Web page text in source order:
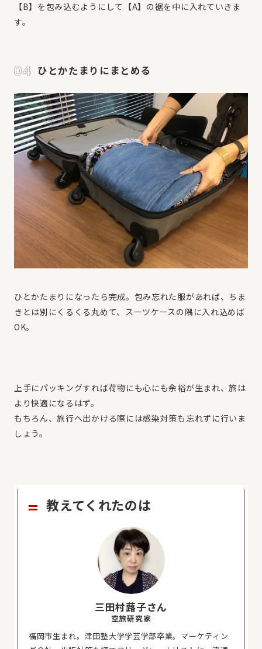
【B】を包み込むようにして【A】の裾を中に入れていきま
す。
ひとかたまりにまとめる
ひとかたまりになったら完成。包み忘れた服があれば、ちま
きとは別にくるくる丸めて、スーツケースの隅に入れ込めば
OK。
上手にパッキングすれば荷物にも心にも余裕が生まれ、旅は
より快適になるはず。
もちろん、旅行へ出かける際には感染対策も忘れずに行いま
しょう。
教えてくれたのは
三田村蕗子さん
空旅研究家
福岡市生まれ。津田塾大学学芸学部卒業。マーケティン